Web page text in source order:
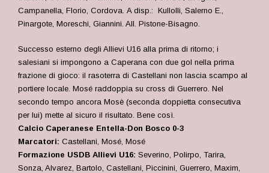
Campanella, Florio, Cordova. A disp.: Kullolli, Salerno E.,
Pinargote, Moreschi, Giannini. All. Pistone-Bisagno.
Successo esterno degli Allievi U16 alla prima di ritorno; i
salesiani si impongono a Caperana con due gol nella prima
frazione di gioco: il rasoterra di Castellani non lascia scampo al
portiere locale. Mosé raddoppia su cross di Guerrero. Nel
secondo tempo ancora Mosè (seconda doppietta consecutiva
per lui) mette al sicuro il risultato. Bene così.
Calcio Caperanese Entella-Don Bosco 0-3
Marcatori: Castellani, Mosé, Mosé
Formazione USDB Allievi U16: Severino, Polirpo, Tarira,
Sonza, Alvarez, Bartolo, Castellani, Piccinini, Guerrero, Maxim,